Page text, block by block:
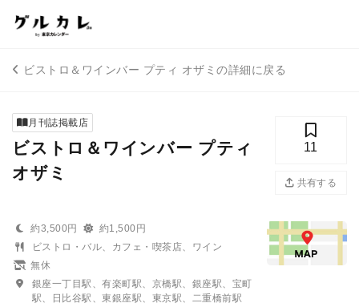
ビストロ＆ワインバー プティ オザミの詳細に戻る
月刊誌掲載店
ビストロ＆ワインバー プティ
オザミ
11
共有する
約3,500円
約1,500円
ビストロ・バル、カフェ・喫茶店、ワイン
無休
銀座一丁目駅、有楽町駅、京橋駅、銀座駅、宝町
駅、日比谷駅、東銀座駅、東京駅、二重橋前駅